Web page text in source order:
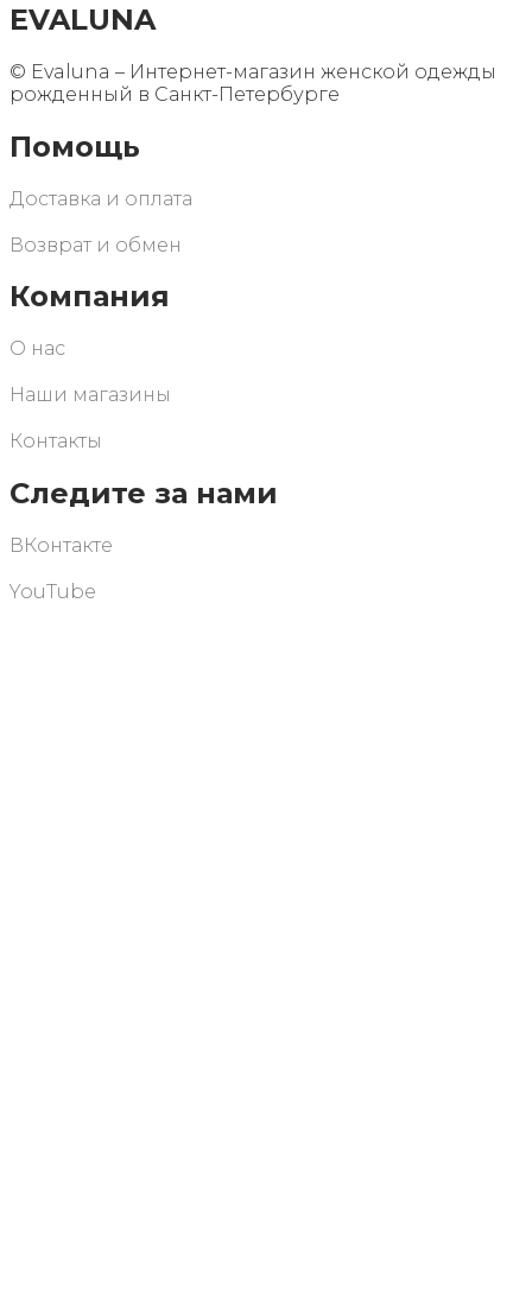
EVALUNA
©️ Evaluna – Интернет-магазин женской одежды
рожденный в Санкт-Петербурге
Помощь
Доставка и оплата
Возврат и обмен
Компания
О нас
Наши магазины
Контакты
Следите за нами
ВКонтакте
YouTube